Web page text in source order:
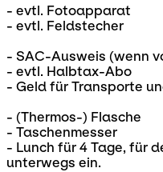
- evtl. Fotoapparat
- evtl. Feldstecher
- SAC-Ausweis (wenn
- evtl. Halbtax-Abo
- Geld für Transporte
- (Thermos-) Flasche
- Taschenmesser
- Lunch für 4 Tage, für
unterwegs ein.